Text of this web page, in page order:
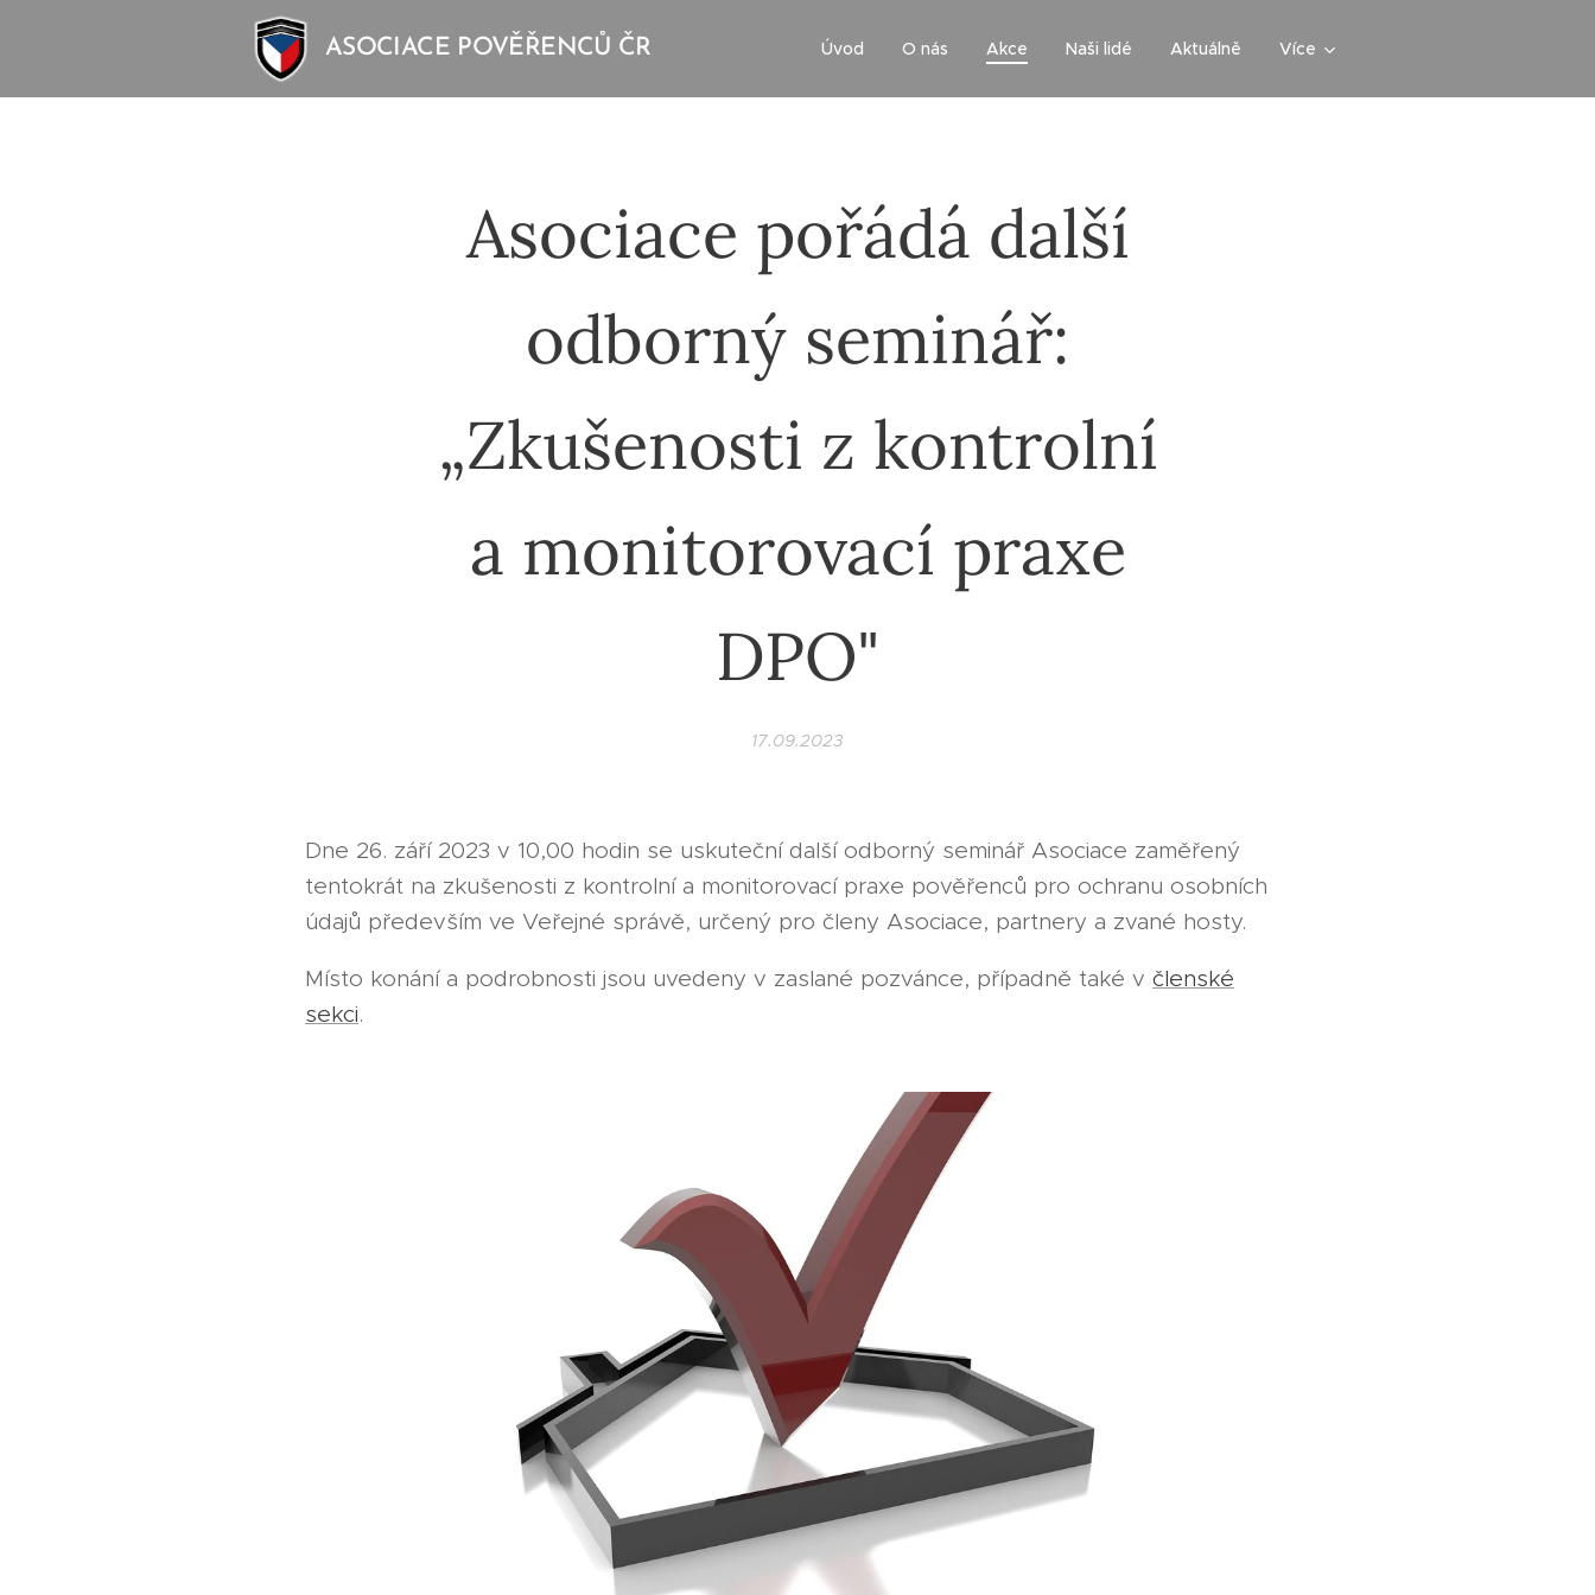
ASOCIACE POVĚŘENCŮ ČR Úvod O nás Akce Naši lidé Aktuálně Více
Asociace pořádá další
odborný seminář:
„Zkušenosti z kontrolní
a monitorovací praxe
DPO"
17.09.2023
Dne 26. září 2023 v 10,00 hodin se uskuteční další odborný seminář Asociace zaměřený
tentokrát na zkušenosti z kontrolní a monitorovací praxe pověřenců pro ochranu osobních
údajů především ve Veřejné správě, určený pro členy Asociace, partnery a zvané hosty.
Místo konání a podrobnosti jsou uvedeny v zaslané pozvánce, případně také v členské
sekci.